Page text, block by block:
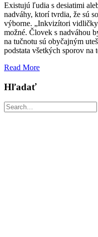
Existujú ľudia s desiatimi
nadváhy, ktorí tvrdia, že sú
výborne. „Inkvizítori
možné. Človek s nadváhou
na tučnotu sú obyčajným
podstata všetkých sporov
Read More
Hľadať
Search
for: